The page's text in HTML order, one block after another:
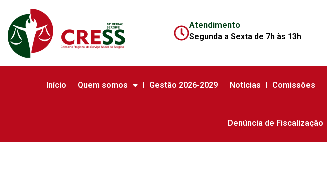
Atendimento
Segunda a Sexta de 7h às 13h
Início Quem somos Gestão 2026-2029 Notícias Comissões
Denúncia de Fiscalização